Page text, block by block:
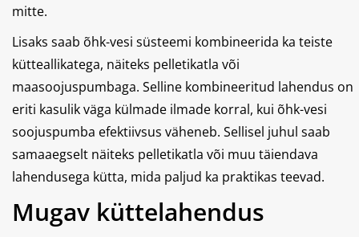
mitte.
Lisaks saab õhk-vesi süsteemi kombineerida ka teiste
kütteallikatega, näiteks pelletikatla või
maasoojuspumbaga. Selline kombineeritud lahendus on
eriti kasulik väga külmade ilmade korral, kui õhk-vesi
soojuspumba efektiivsus väheneb. Sellisel juhul saab
samaaegselt näiteks pelletikatla või muu täiendava
lahendusega kütta, mida paljud ka praktikas teevad.
Mugav küttelahendus